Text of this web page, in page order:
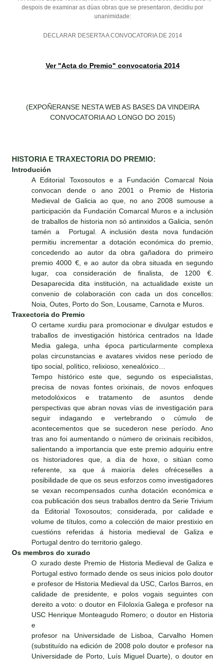
despois de examinar as dúas obras que se presentaron, decidiu por
unanimidade:
DECLARAR DESERTA A CONVOCATORIA DE 2014
Ver "Acta do Premio" convocatoria 2014
(EXPOÑERANSE NESTA WEB AS BASES DA VINDEIRA
CONVOCATORIA AO LONGO DO 2015)
HISTORIA E TRAXECTORIA DO PREMIO:
Introdución
A Editorial Toxosoutos e a Fundación Comarcal Noia
convocan dende o ano 2001 o Premio de Historia
Medieval de Galicia ao que, no ano 2008 sumouse a
participación da Fundación Comarcal Muros e a inclusión
de traballos de historia non só antinxidos a Galicia, senón
tamén a Portugal. A inclusión desta nova fundación
permitiu incrementar a dotación económica do premio,
concedendo ao autor da obra gañadora do primeiro
premio 4000 €, e ao autor da obra situada en segundo
lugar, coa consideración de finalista, de 1200 €.
Desaparecida dita institución, na actualidade existe un
convenio de colaboración con cada un dos concellos:
Noia, Outes, Porto do Son, Lousame, Carnota e Muros.
Traxectoria do Premio
O certame xurdiu para promocionar e divulgar estudos e
traballos de investigación histórica centrados na Idade
Media galega, unha época particularmente complexa
polas circunstancias e avatares vividos nese período de
tipo social, político, relixioso, xenealóxico…
Tempo histórico este que, segundo os especialistas,
precisa de novas fontes orixinais, de novos enfoques
metodolóxicos e tratamento de asuntos dende
perspectivas que abran novas vías de investigación para
seguir indagando e vertebrando o cúmulo de
acontecementos que se sucederon nese período. Ano
tras ano foi aumentando o número de orixinais recibidos,
salientando a importancia que este premio adquiriu entre
os historiadores que, a día de hoxe, o sitúan como
referente, xa que á maioría deles ofréceselles a
posibilidade de que os seus esforzos como investigadores
se vexan recompensados cunha dotación económica e
coa publicación dos seus traballos dentro da Serie Trivium
da Editorial Toxosoutos; considerada, por calidade e
volume de títulos, como a colección de maior prestixio en
cuestións referidas á historia medieval de Galiza e
Portugal dentro do territorio galego.
Os membros do xurado
O xurado deste Premio de Historia Medieval de Galiza e
Portugal estivo formado dende os seus inicios polo doutor
e profesor de Historia Medieval da USC, Carlos Barros, en
calidade de presidente, e polos vogais seguintes con
dereito a voto: o doutor en Filoloxía Galega e profesor na
USC Henrique Monteagudo Romero; o doutor en Historia
e
profesor na Universidade de Lisboa, Carvalho Homen
(substituído na edición de 2008 polo doutor e profesor na
Universidade de Porto, Luís Miguel Duarte), o doutor en